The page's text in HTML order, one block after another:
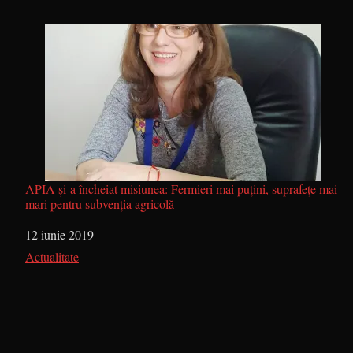
APIA și-a încheiat misiunea: Fermieri mai puțini, suprafețe mai
mari pentru subvenția agricolă
Dată
12 iunie 2019
În legătură cu
Actualitate